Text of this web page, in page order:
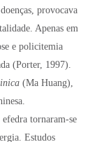
provocava
Apenas em
e policitemia
(Porter, 1997).
(Ma Huang),
tornaram-se
Estudos